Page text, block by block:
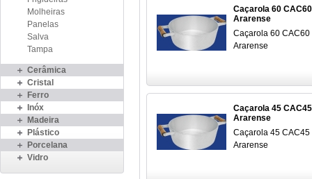
Molheiras
Panelas
Salva
Tampa
Cerâmica
Cristal
Ferro
Inóx
Madeira
Plástico
Porcelana
Vidro
Caçarola 60 CAC60
Ararense
Caçarola 60 CAC60
Ararense
Caçarola 45 CAC45
Ararense
Caçarola 45 CAC45
Ararense